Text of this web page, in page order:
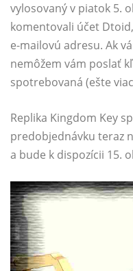
vylosovaný v piatok 5.
komentovali účet
e-mailovú adresu. Ak
nemôžem vám poslať
spotrebovaná (ešte
Replika Kingdom Key
predobjednávku teraz
a bude k dispozícii 15.